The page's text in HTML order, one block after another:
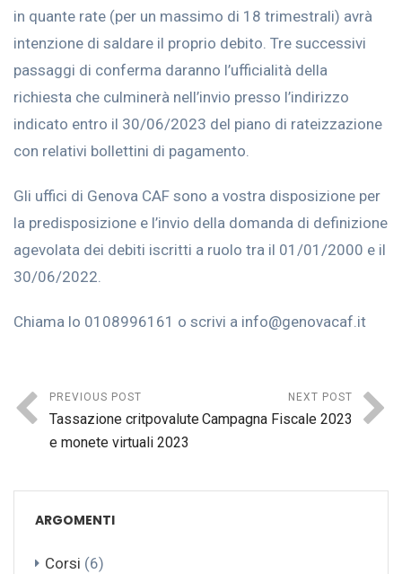
in quante rate (per un massimo di 18 trimestrali) avrà
intenzione di saldare il proprio debito. Tre successivi
passaggi di conferma daranno l’ufficialità della
richiesta che culminerà nell’invio presso l’indirizzo
indicato entro il 30/06/2023 del piano di rateizzazione
con relativi bollettini di pagamento.
Gli uffici di Genova CAF sono a vostra disposizione per
la predisposizione e l’invio della domanda di definizione
agevolata dei debiti iscritti a ruolo tra il 01/01/2000 e il
30/06/2022.
Chiama lo 0108996161 o scrivi a info@genovacaf.it
PREVIOUS POST
Tassazione critpovalute
e monete virtuali 2023
NEXT POST
Campagna Fiscale 2023
ARGOMENTI
Corsi (6)